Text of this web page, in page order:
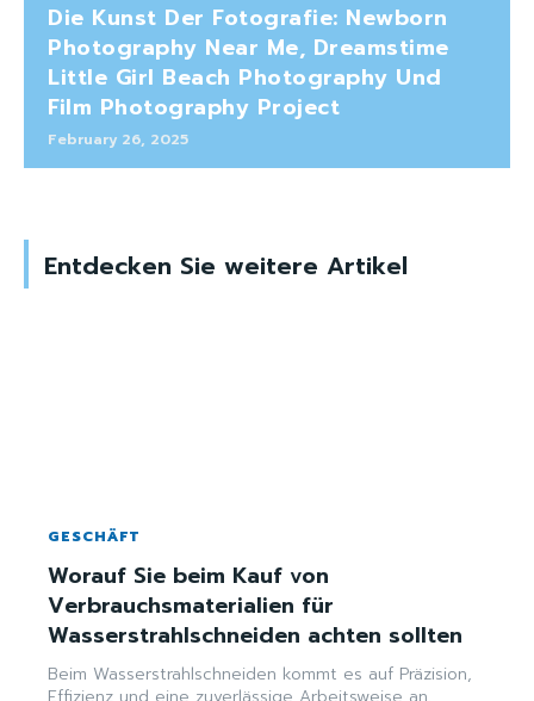
Die Kunst Der Fotografie: Newborn
Photography Near Me, Dreamstime
Little Girl Beach Photography Und
Film Photography Project
February 26, 2025
Entdecken Sie weitere Artikel
GESCHÄFT
Worauf Sie beim Kauf von
Verbrauchsmaterialien für
Wasserstrahlschneiden achten sollten
Beim Wasserstrahlschneiden kommt es auf Präzision,